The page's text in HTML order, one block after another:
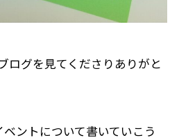
ログを見てくださりありがと
ントについて書いていこう